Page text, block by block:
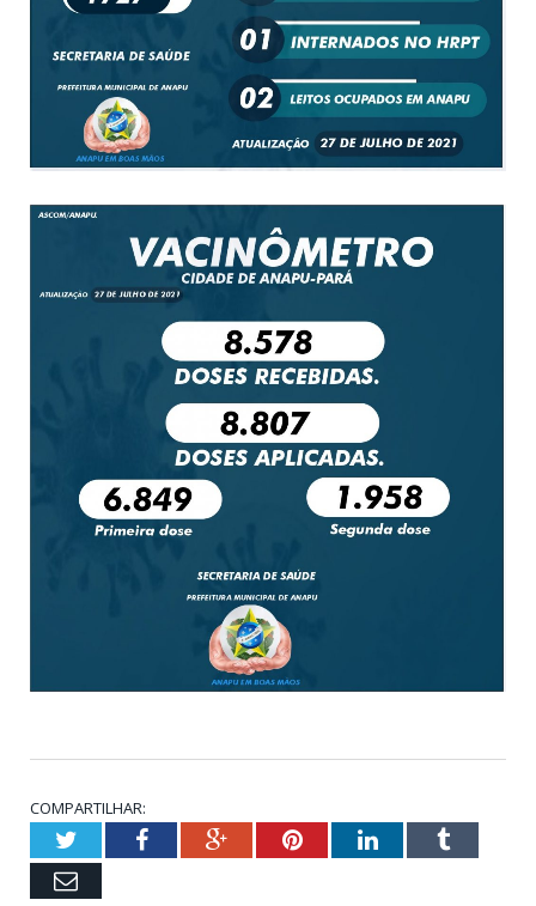
COMPARTILHAR:
TwitterFacebookGoogle+PinterestLinkedInTumblr
Email